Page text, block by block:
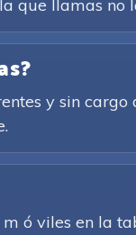
que llamas no
y sin
ó viles en la